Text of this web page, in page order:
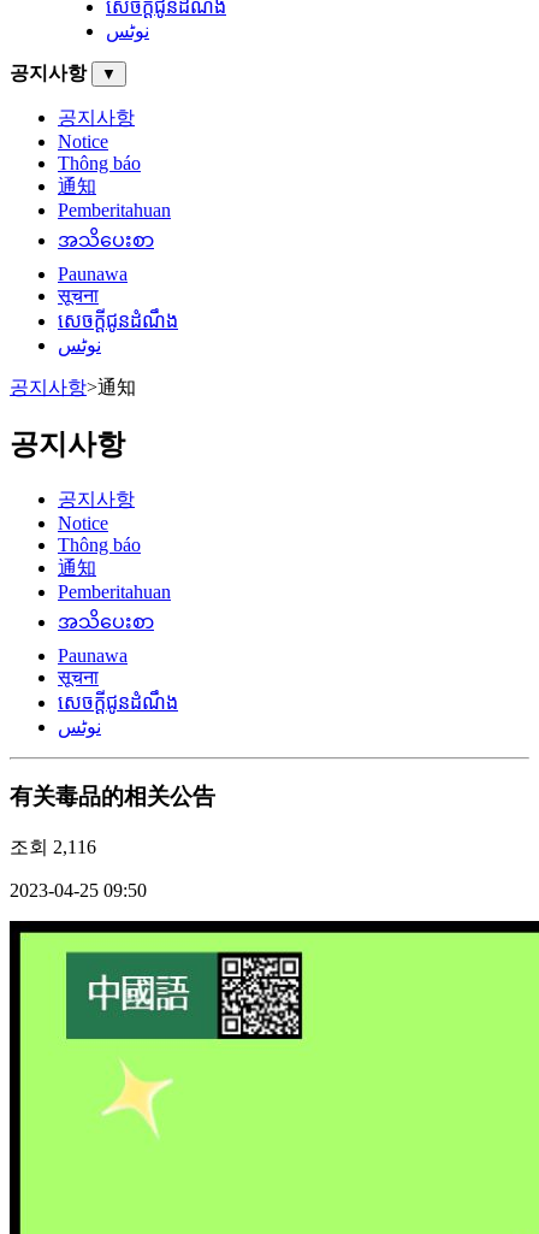
សេចក្តីជូនដំណឹង
نوٹس
공지사항 ▼
공지사항
Notice
Thông báo
通知
Pemberitahuan
အသိပေးစာ
Paunawa
सूचना
សេចក្តីជូនដំណឹង
نوٹس
공지사항>通知
공지사항
공지사항
Notice
Thông báo
通知
Pemberitahuan
အသိပေးစာ
Paunawa
सूचना
សេចក្តីជូនដំណឹង
نوٹس
有关毒品的相关公告
조회 2,116
2023-04-25 09:50